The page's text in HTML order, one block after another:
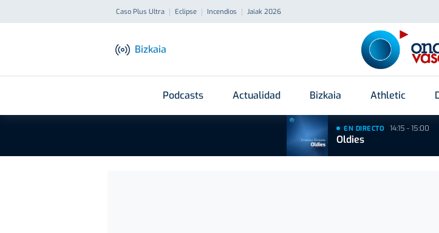
Caso Plus Ultra Eclipse Incendios Jaiak 2026
Bizkaia
Podcasts Actualidad Bizkaia Athletic
EN DIRECTO 14:15 - 15:00
Oldies